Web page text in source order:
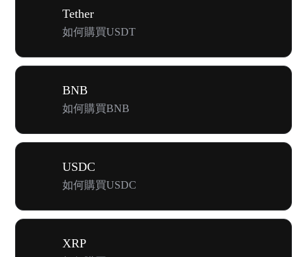
Tether
如何購買USDT
BNB
如何購買BNB
USDC
如何購買USDC
XRP